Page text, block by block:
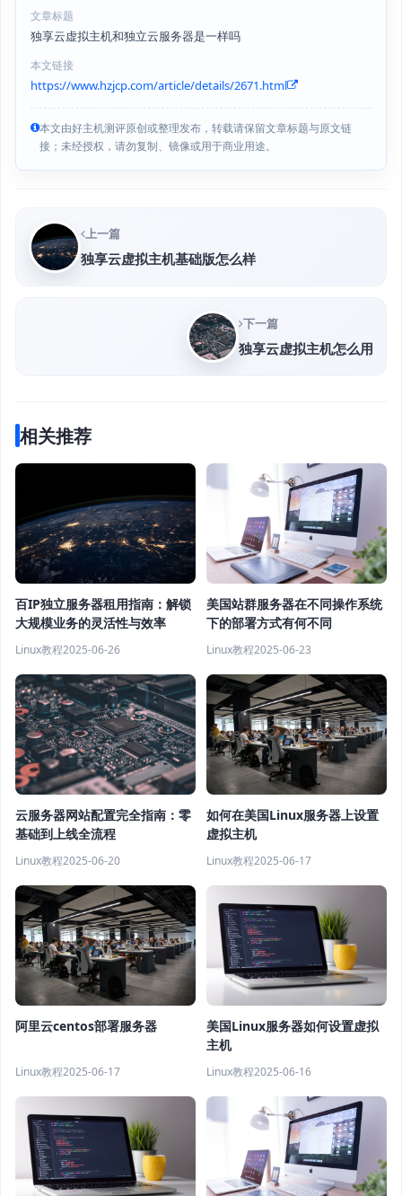
文章标题
独享云虚拟主机和独立云服务器是一样吗
本文链接
https://www.hzjcp.com/article/details/2671.html
本文由好主机测评原创或整理发布，转载请保留文章标题与原文链
接；未经授权，请勿复制、镜像或用于商业用途。
上一篇
独享云虚拟主机基础版怎么样
下一篇
独享云虚拟主机怎么用
相关推荐
百IP独立服务器租用指南：解锁
大规模业务的灵活性与效率
Linux教程2025-06-26
美国站群服务器在不同操作系统
下的部署方式有何不同
Linux教程2025-06-23
云服务器网站配置完全指南：零
基础到上线全流程
Linux教程2025-06-20
如何在美国Linux服务器上设置
虚拟主机
Linux教程2025-06-17
阿里云centos部署服务器
Linux教程2025-06-17
美国Linux服务器如何设置虚拟
主机
Linux教程2025-06-16